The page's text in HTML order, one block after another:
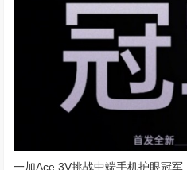
一加Ace 3V挑战中端手机护眼冠